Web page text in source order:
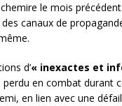
le mois
canaux de
d’« inexactes et
perdu en combat
en lien avec une